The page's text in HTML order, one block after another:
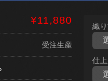
¥11,880
受注生産
織
仕